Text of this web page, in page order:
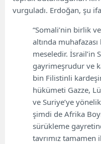
vurguladı. Erdoğan, şu
“Somali’nin birlik
altında
meseledir. İsrail’in
gayrimeşrudur ve
bin Filistinli
hükümeti Gazze,
ve Suriye’ye
şimdi de Afrika
sürükleme
tavrımız tamamen